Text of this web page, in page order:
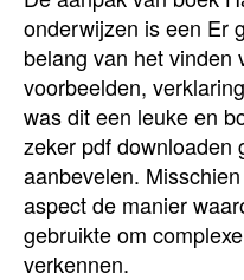
onderwijzen is een Er
belang van het vinden
voorbeelden,
was dit een leuke en
zeker pdf downloaden
aanbevelen.
aspect de manier
gebruikte om
verkennen.